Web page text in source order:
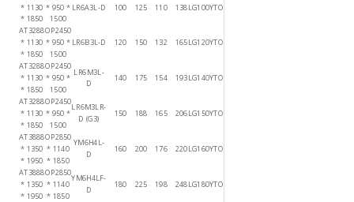
LG100YTO
138
110
125
100
LR6A3L-D
* 950 *
1500
* 1130
* 1850
LG120YTO
165
132
150
120
LR6B3L-D
OP2450
* 950 *
1500
AT3288
* 1130
* 1850
LG140YTO
193
154
175
140
LR6M3L-
D
OP2450
* 950 *
1500
AT3288
* 1130
* 1850
LG150YTO
206
165
188
150
LR6M3LR-
D (G3)
OP2450
* 950 *
1500
AT3288
* 1130
* 1850
LG160YTO
220
176
200
160
YM6H4L-
D
OP2850
* 1140
* 1850
AT3888
* 1350
* 1950
LG180YTO
248
198
225
180
YM6H4LF-
D
OP2850
* 1140
* 1850
AT3888
* 1350
* 1950